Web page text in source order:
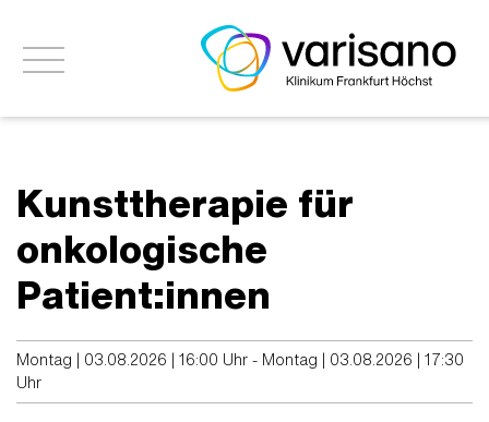
Kunsttherapie für
onkologische
Patient:innen
Montag | 03.08.2026 | 16:00 Uhr - Montag | 03.08.2026 | 17:30
Uhr